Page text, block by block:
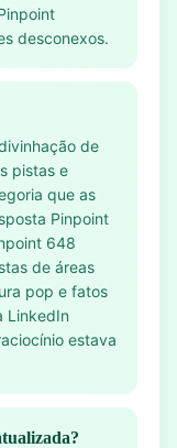
desconexos.
de
pistas e
que as
Pinpoint
648
de áreas
pop e fatos
LinkedIn
estava